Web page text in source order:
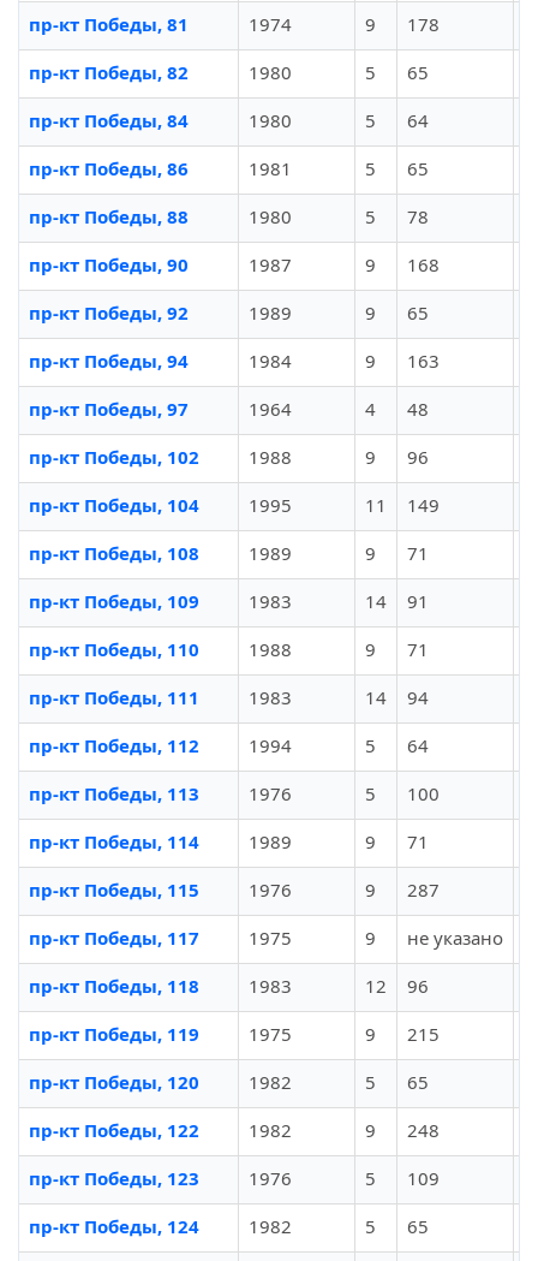
пр-кт Победы, 81
1974 9 178
пр-кт Победы, 82
1980 5 65
пр-кт Победы, 84
1980 5 64
пр-кт Победы, 86
1981 5 65
пр-кт Победы, 88
1980 5 78
пр-кт Победы, 90
1987 9 168
пр-кт Победы, 92
1989 9 65
пр-кт Победы, 94
1984 9 163
пр-кт Победы, 97
1964 4 48
пр-кт Победы, 102
1988 9 96
пр-кт Победы, 104
1995 11 149
пр-кт Победы, 108
1989 9 71
пр-кт Победы, 109
1983 14 91
пр-кт Победы, 110
1988 9 71
пр-кт Победы, 111
1983 14 94
пр-кт Победы, 112
1994 5 64
пр-кт Победы, 113
1976 5 100
пр-кт Победы, 114
1989 9 71
пр-кт Победы, 115
1976 9 287
пр-кт Победы, 117
1975 9 не указано
пр-кт Победы, 118
1983 12 96
пр-кт Победы, 119
1975 9 215
пр-кт Победы, 120
1982 5 65
пр-кт Победы, 122
1982 9 248
пр-кт Победы, 123
1976 5 109
пр-кт Победы, 124
1982 5 65